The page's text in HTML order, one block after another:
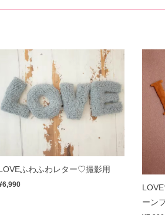
ふわふわレター♡撮影用
ーン